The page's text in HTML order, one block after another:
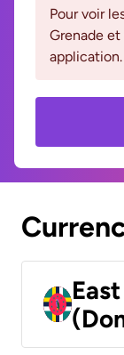
Pour voir
Grenade
application.